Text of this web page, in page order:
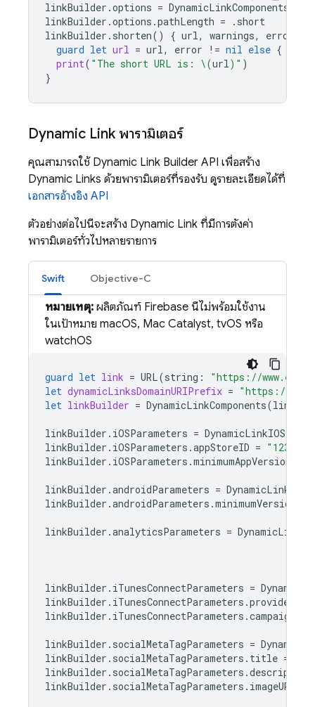
linkBuilder .options =
linkBuilder .options .pathLength = . short
linkBuilder . shorten() { url, warnings, error
guard let url = url, error != nil else {
print( "The short URL is: \(url) " )
}
Dynamic Link พารามิเตอร์
คุณสามารถใช้ Dynamic Link Builder API เพื่อสร้าง
Dynamic Links ด้วยพารามิเตอร์ที่รองรับ ดูรายละเอียดได้ที่
เอกสารอ้างอิง API
ตัวอย่างต่อไปนี้จะสร้าง Dynamic Link ที่มีการตั้งค่า
พารามิเตอร์ทั่วไปหลายรายการ
Swift Objective-C
หมายเหตุ: ผลิตภัณฑ์ Firebase นี้ไม่พร้อมใช้งาน
ในเป้าหมาย macOS, Mac Catalyst, tvOS หรือ
watchOS
guard let link = URL(string :
"https://
let dynamicLinksDomainURIPrefix = "https://
let linkBuilder = DynamicLinkComponents(link
linkBuilder . iOSParameters =
linkBuilder . iOSParameters .appStoreID =
linkBuilder . iOSParameters .minimumAppVersion
linkBuilder .androidParameters =
linkBuilder .androidParameters .minimumVersion
linkBuilder .analyticsParameters =
linkBuilder . iTunesConnectParameters =
linkBuilder . iTunesConnectParameters .
linkBuilder . iTunesConnectParameters .
linkBuilder . socialMetaTagParameters =
linkBuilder . socialMetaTagParameters . title =
linkBuilder . socialMetaTagParameters .
linkBuilder . socialMetaTagParameters . imageURL